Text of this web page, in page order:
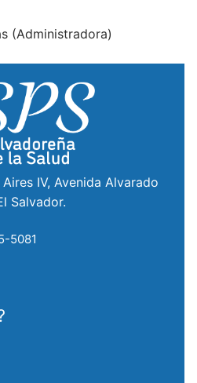
(Administradora)
IV, Avenida Alvarado
Salvador.
5081